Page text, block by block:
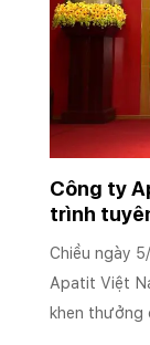
Công ty
trình
năm học
Chiều ngày
Apatit Việt
khen thưởng